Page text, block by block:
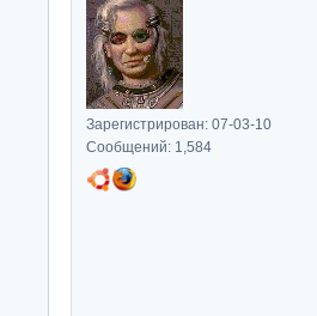
Зарегистрирован: 07-03-10
Сообщений: 1,584